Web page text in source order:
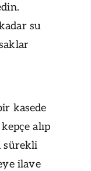
su
kasede
alıp
sürekli
ilave